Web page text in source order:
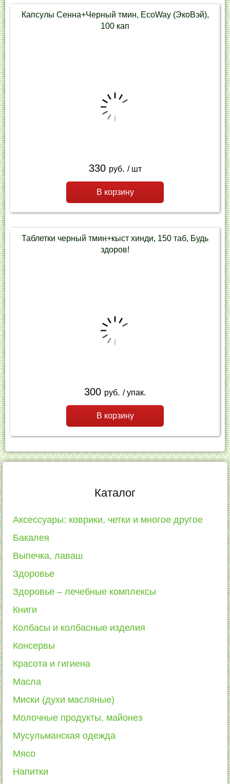
Капсулы Сенна+Черный тмин, EcoWay (ЭкоВэй),
100 кап
330 руб. / шт
В корзину
Таблетки черный тмин+кыст хинди, 150 таб, Будь
здоров!
300 руб. / упак.
В корзину
Каталог
Аксессуары: коврики, четки и многое другое
Бакалея
Выпечка, лаваш
Здоровье
Здоровье – лечебные комплексы
Книги
Колбасы и колбасные изделия
Консервы
Красота и гигиена
Масла
Миски (духи масляные)
Молочные продукты, майонез
Мусульманская одежда
Мясо
Напитки